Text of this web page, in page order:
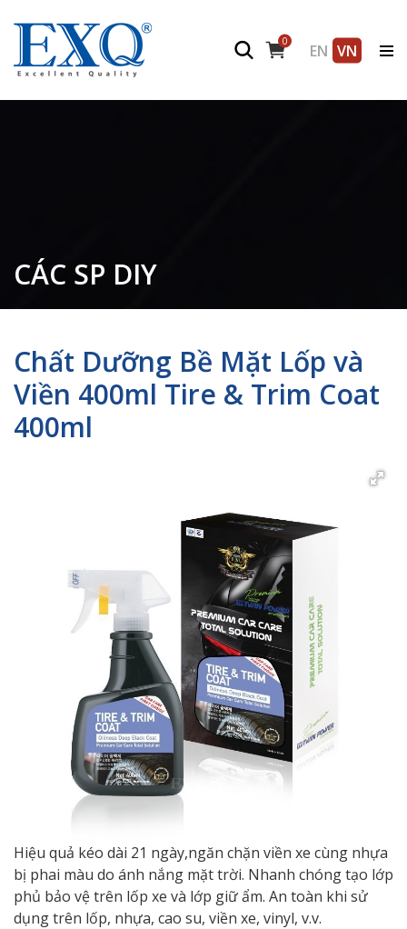
0 EN VN
CÁC SP DIY
Chất Dưỡng Bề Mặt Lốp và
Viền 400ml Tire & Trim Coat
400ml
Hiệu quả kéo dài 21 ngày,ngăn chặn viền xe cùng nhựa
bị phai màu do ánh nắng mặt trời. Nhanh chóng tạo lớp
phủ bảo vệ trên lốp xe và lớp giữ ẩm. An toàn khi sử
dụng trên lốp, nhựa, cao su, viền xe, vinyl, v.v.